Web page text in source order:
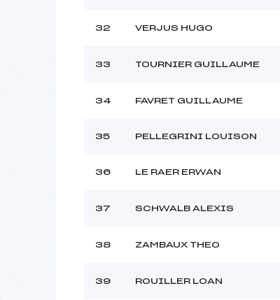
32 VERJUS HUGO
33 TOURNIER GUILLAUME
34 FAVRET GUILLAUME
35 PELLEGRINI LOUISON
36 LE RAER ERWAN
37 SCHWALB ALEXIS
38 ZAMBAUX THEO
39 ROUILLER LOAN